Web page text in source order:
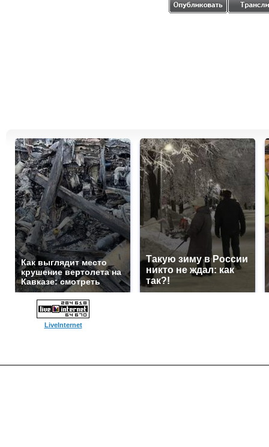
Как выглядит место
крушение вертолета на
Кавказе: смотреть
Такую зиму в России
никто не ждал: как
так?!
LiveInternet